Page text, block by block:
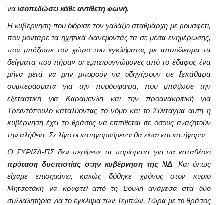
να ισοπεδώσει κάθε αντίθετη φωνή.
Η κυβέρνηση που διόρισε τον γαλάζιο σταθμάρχη με ρουσφέτι,
που μόνταρε τα ηχητικά διανέμοντάς τα σε μέσα ενημέρωσης,
που μπάζωσε τον χώρο του εγκλήματος με αποτέλεσμα τα
δείγματα που πήραν οι εμπειρογνώμονες από το έδαφος ένα
μήνα μετά να μην μπορούν να οδηγήσουν σε ξεκάθαρα
συμπεράσματα για την πυρόσφαιρα, που μπάζωσε την
εξεταστική για Καραμανλή και την προανακριτική για
Τριαντόπουλο καταλύοντας το νόμο και το Σύνταγμα αυτή η
κυβέρνηση έχει το θράσος να επιτίθεται σε όσους αναζητούν
την αλήθεια. Σε λίγο οι κατηγορούμενοι θα είναι και κατήγοροι.
Ο ΣΥΡΙΖΑ-ΠΣ δεν περίμενε τα πορίσματα για να καταθέσει
πρόταση δυσπιστίας στην κυβέρνηση της ΝΔ. Και όπως
είχαμε επισημάνει, κακώς δόθηκε χρόνος στον κύριο
Μητσοτάκη να κρυφτεί από τη Βουλή ανάμεσα στα δύο
συλλαλητήρια για το έγκλημα των Τεμπών. Τώρα με το θράσος